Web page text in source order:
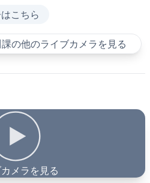
こちら
の他のライブカメラを見る
メラを見る